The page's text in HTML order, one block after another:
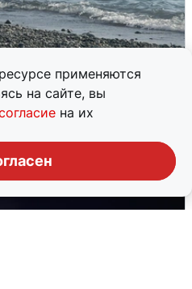
применяются
на сайте, вы
на их
угроза БПЛА